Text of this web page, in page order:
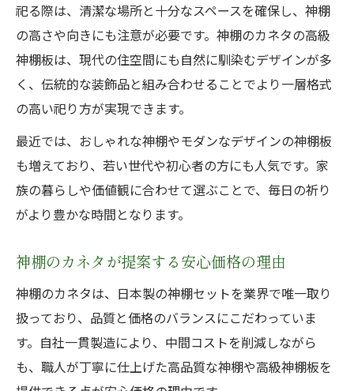
おしゃれ神棚でも守るべきタブー事項
神棚のカネタで叶える賢い神棚の選び方
神棚のカネタが教える賢い神棚選びの基準
神棚・高級神棚板で実現できる理想の空間
口コミで広がる神棚のカネタの魅力と実力
神棚セットと高級神棚板のおすすめ活用術
神棚三社造と神棚のカネタの相性を解説
祀る際は、清潔な場所と十分なスペースを確保し、神棚
の高さや向きにも注意が必要です。神棚のカネタの高級
神棚板は、現代の住空間にも自然に馴染むデザインが多
く、伝統的な装飾品と組み合わせることでより一層格式
の高い祀り方が実現できます。
最近では、おしゃれな神棚やモダンなデザインの神棚板
も増えており、若い世代や初心者の方にも人気です。家
族の暮らしや価値観に合わせて選ぶことで、毎日の祈り
がより豊かな時間となります。
神棚のカネタが提案する安心価格の理由
神棚のカネタは、日本製の神棚セットを業界で唯一取り
扱っており、品質と価格のバランスにこだわっていま
す。自社一貫製造により、中間コストを削減しながら
も、職人が丁寧に仕上げた高品質な神棚や高級神棚板を